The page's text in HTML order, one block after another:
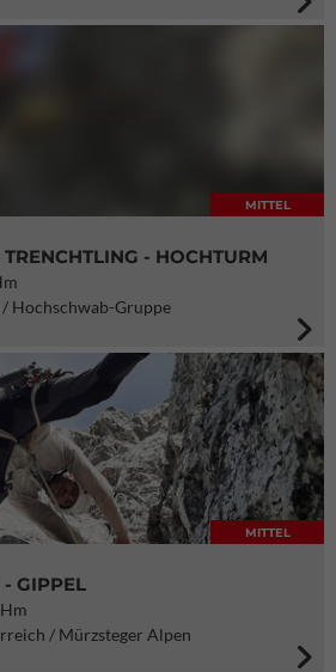
MITTEL
- HOCHTURM
Hochschwab-Gruppe
MITTEL
- GIPPEL
/ Mürzsteger Alpen